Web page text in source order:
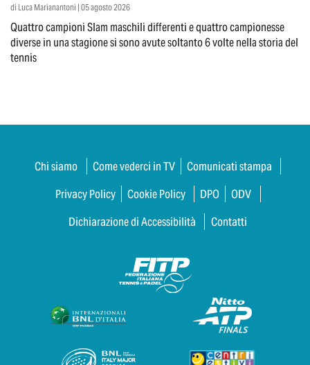
di Luca Marianantoni | 05 agosto 2026
Quattro campioni Slam maschili differenti e quattro campionesse
diverse in una stagione si sono avute soltanto 6 volte nella storia del
tennis
Chi siamo Come vederci in TV
Comunicati stampa
Privacy Policy
Cookie Policy DPO
ODV
Dichiarazione di Accessibilità
Contatti